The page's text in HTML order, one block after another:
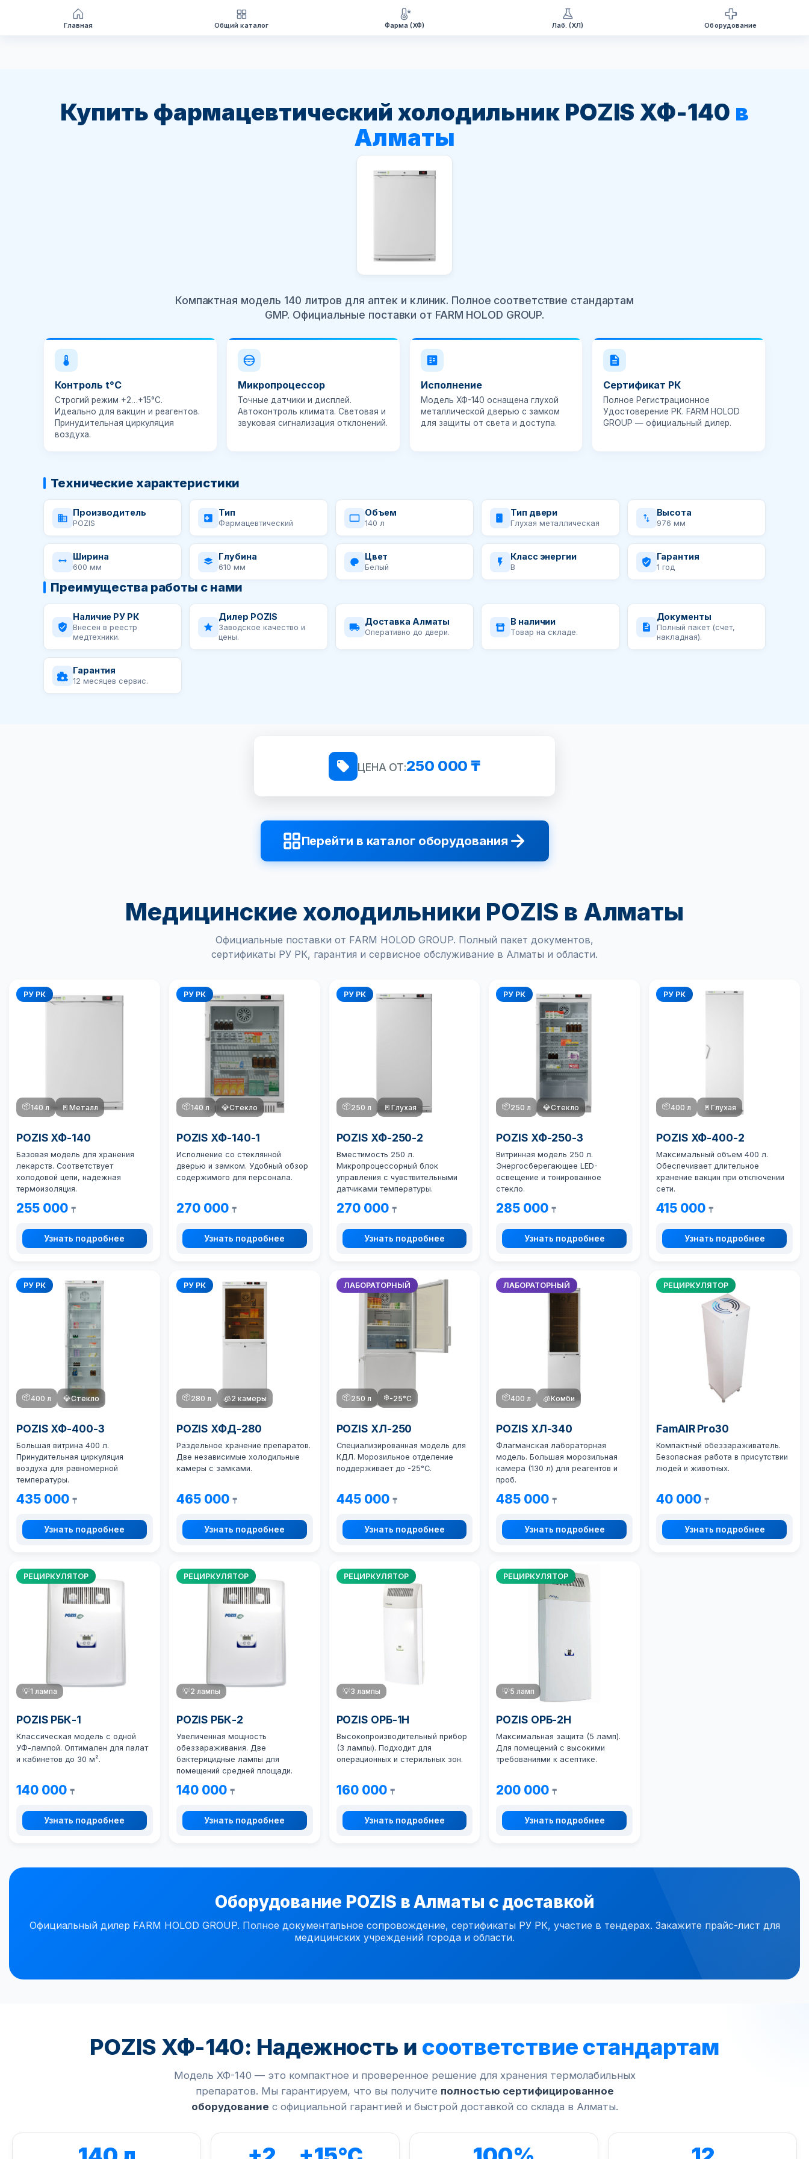
Перейти
Купить фармацевтический холодильник POZIS ХФ-140 в
Алматы
Компактная модель 140 литров для аптек и клиник. Полное соответствие стандартам
GMP. Официальные поставки от FARM HOLOD GROUP.
Контроль t°C
Строгий режим +2…+15°C.
Идеально для вакцин и реагентов.
Принудительная циркуляция
воздуха.
Микропроцессор
Точные датчики и дисплей.
Автоконтроль климата. Световая и
звуковая сигнализация отклонений.
Исполнение
Модель ХФ-140 оснащена глухой
металлической дверью с замком
для защиты от света и доступа.
Сертификат РК
Полное Регистрационное
Удостоверение РК. FARM HOLOD
GROUP — официальный дилер.
Технические характеристики
Производитель
POZIS
Тип
Фармацевтический
Объем
140 л
Тип двери
Глухая металлическая
Высота
976 мм
Ширина
600 мм
Глубина
610 мм
Цвет
Белый
Класс энергии
B
Гарантия
1 год
Преимущества работы с нами
Наличие РУ РК
Внесен в реестр
медтехники.
Дилер POZIS
Заводское качество и
цены.
Доставка Алматы
Оперативно до двери.
В наличии
Товар на складе.
Документы
Полный пакет (счет,
накладная).
Гарантия
12 месяцев сервис.
Главная Общий каталог Фарма (ХФ) Лаб. (ХЛ) Оборудование
ЦЕНА ОТ:250 000 ₸
Перейти в каталог оборудования
Медицинские холодильники POZIS в Алматы
Официальные поставки от FARM HOLOD GROUP. Полный пакет документов,
сертификаты РУ РК, гарантия и сервисное обслуживание в Алматы и области.
РУ РК
📦140 л 🚪 Металл
POZIS ХФ-140
Базовая модель для хранения
лекарств. Соответствует
холодовой цепи, надежная
термоизоляция.
255 000 ₸
Узнать подробнее
РУ РК
📦140 л 💎Стекло
POZIS ХФ-140-1
Исполнение со стеклянной
дверью и замком. Удобный обзор
содержимого для персонала.
270 000 ₸
Узнать подробнее
РУ РК
📦250 л 🚪 Глухая
POZIS ХФ-250-2
Вместимость 250 л.
Микропроцессорный блок
управления с чувствительными
датчиками температуры.
270 000 ₸
Узнать подробнее
РУ РК
📦250 л 💎Стекло
POZIS ХФ-250-3
Витринная модель 250 л.
Энергосберегающее LED-
освещение и тонированное
стекло.
285 000₸
Узнать подробнее
РУ РК
📦400 л 🚪Глухая
POZIS ХФ-400-2
Максимальный объем 400 л.
Обеспечивает длительное
хранение вакцин при отключении
сети.
415 000₸
Узнать подробнее
РУ РК
📦400 л 💎Стекло
POZIS ХФ-400-3
Большая витрина 400 л.
Принудительная циркуляция
воздуха для равномерной
температуры.
435 000 ₸
Узнать подробнее
РУ РК
📦280 л 🧊2 камеры
POZIS ХФД-280
Раздельное хранение препаратов.
Две независимые холодильные
камеры с замками.
465 000 ₸
Узнать подробнее
ЛАБОРАТОРНЫЙ
📦250 л ❄️-25°C
POZIS ХЛ-250
Специализированная модель для
КДЛ. Морозильное отделение
поддерживает до -25°C.
445 000 ₸
Узнать подробнее
ЛАБОРАТОРНЫЙ
📦400 л 🧊Комби
POZIS ХЛ-340
Флагманская лабораторная
модель. Большая морозильная
камера (130 л) для реагентов и
проб.
485 000₸
Узнать подробнее
РЕЦИРКУЛЯТОР
FamAIR Pro30
Компактный обеззараживатель.
Безопасная работа в присутствии
людей и животных.
40 000₸
Узнать подробнее
РЕЦИРКУЛЯТОР
💡1 лампа
POZIS РБК-1
Классическая модель с одной
УФ-лампой. Оптимален для палат
и кабинетов до 30 м².
140 000 ₸
Узнать подробнее
РЕЦИРКУЛЯТОР
💡2 лампы
POZIS РБК-2
Увеличенная мощность
обеззараживания. Две
бактерицидные лампы для
помещений средней площади.
140 000 ₸
Узнать подробнее
РЕЦИРКУЛЯТОР
💡3 лампы
POZIS ОРБ-1Н
Высокопроизводительный прибор
(3 лампы). Подходит для
операционных и стерильных зон.
160 000 ₸
Узнать подробнее
РЕЦИРКУЛЯТОР
💡5 ламп
POZIS ОРБ-2Н
Максимальная защита (5 ламп).
Для помещений с высокими
требованиями к асептике.
200 000₸
Узнать подробнее
Оборудование POZIS в Алматы с доставкой
Официальный дилер FARM HOLOD GROUP. Полное документальное сопровождение, сертификаты РУ РК, участие в тендерах. Закажите прайс-лист для
медицинских учреждений города и области.
POZIS ХФ-140: Надежность и соответствие стандартам
Модель ХФ-140 — это компактное и проверенное решение для хранения термолабильных
препаратов. Мы гарантируем, что вы получите полностью сертифицированное
оборудование с официальной гарантией и быстрой доставкой со склада в Алматы.